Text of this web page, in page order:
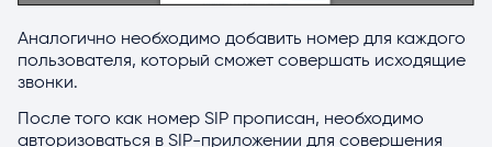
Аналогично необходимо добавить номер для каждого
пользователя, который сможет совершать исходящие
звонки.
После того как номер SIP прописан, необходимо
авторизоваться в SIP-приложении для совершения